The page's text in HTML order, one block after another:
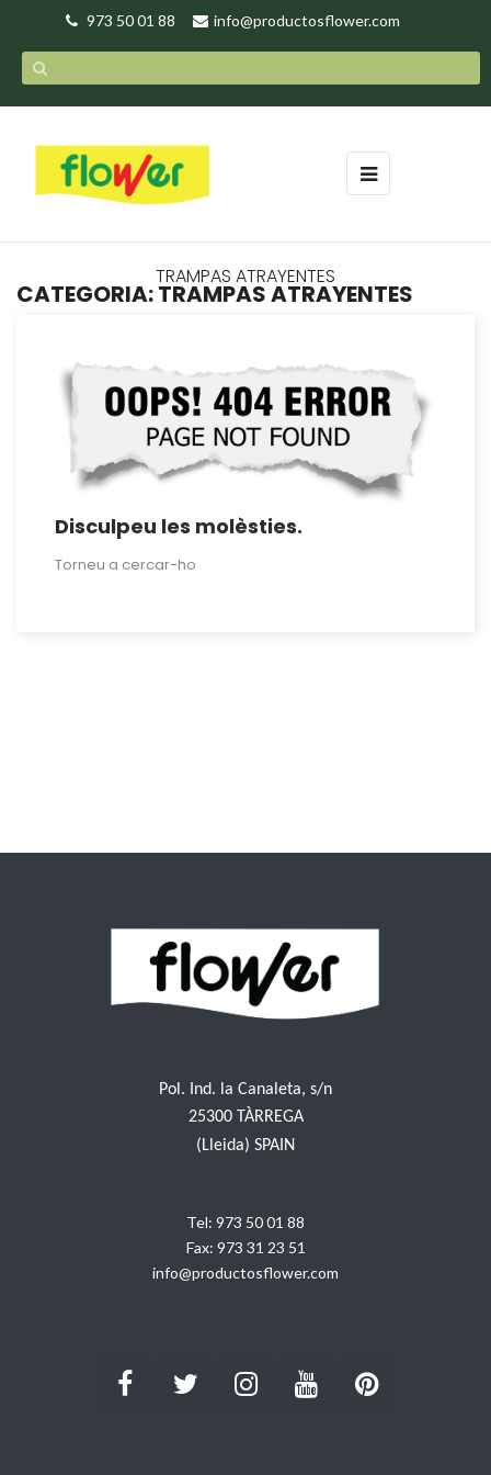
973 50 01 88 info@productosflower.com
Toggle
navigation
☰
TRAMPAS ATRAYENTES
CATEGORIA: TRAMPAS ATRAYENTES
Disculpeu les molèsties.
Torneu a cercar-ho
Pol. Ind. la Canaleta, s/n
25300 TÀRREGA
(Lleida) SPAIN
Tel: 973 50 01 88
Fax: 973 31 23 51
info@productosflower.com